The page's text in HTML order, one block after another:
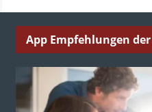
App Empfehlungen